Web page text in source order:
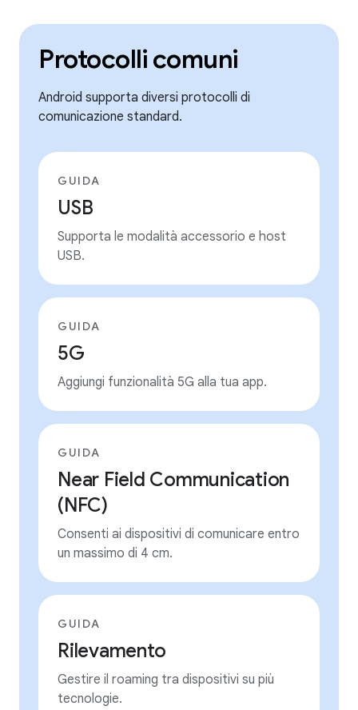
Protocolli comuni
Android supporta diversi protocolli di
comunicazione standard.
GUIDA
USB
Supporta le modalità accessorio e host
USB.
GUIDA
5G
Aggiungi funzionalità 5G alla tua app.
GUIDA
Near Field Communication
(NFC)
Consenti ai dispositivi di comunicare entro
un massimo di 4 cm.
GUIDA
Rilevamento
Gestire il roaming tra dispositivi su più
tecnologie.